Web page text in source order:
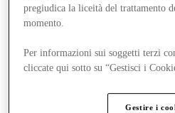
Negozi
Offerte
Cosa c'è in programma
Gift Card
pregiudica la liceità del trattamento
momento.
Per informazioni sui soggetti terzi
cliccate qui sotto su “Gestisci i
Gestire i